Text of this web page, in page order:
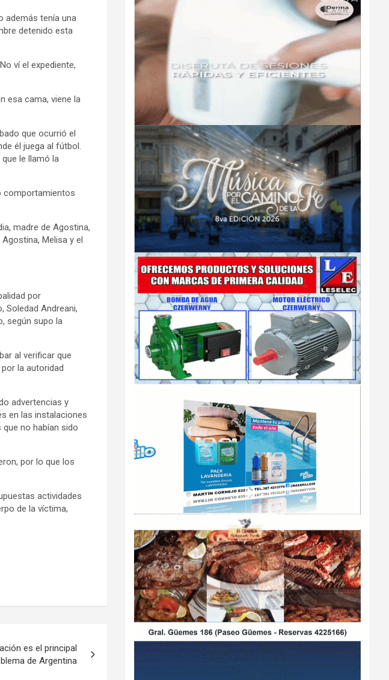
además tenía una
detenido esta
ví el expediente,
esa cama, viene la
que ocurrió el
él juega al fútbol.
le llamó la
comportamientos
madre de Agostina,
Melisa y el
por
Soledad Andreani,
según supo la
al verificar que
la autoridad
advertencias y
en las instalaciones
no habían sido
por lo que los
actividades
de la víctima,
es el principal
de Argentina